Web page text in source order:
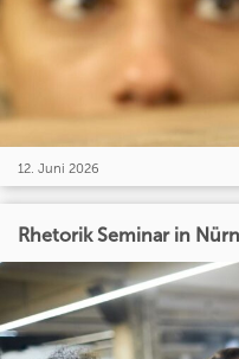
12. Juni 2026
Rhetorik Seminar in